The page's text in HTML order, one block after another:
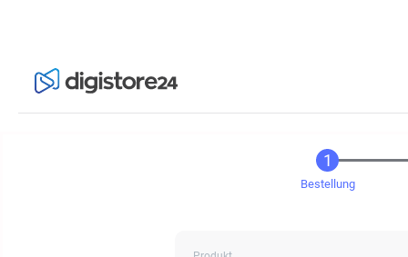
Bestellung